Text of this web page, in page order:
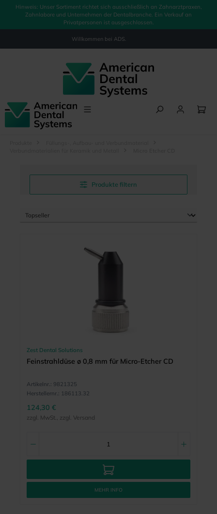
springen
Hinweis: Unser Sortiment richtet sich ausschließlich an Zahnarztpraxen,
Zahnlabore und Unternehmen der Dentalbranche. Ein Verkauf an
Privatpersonen ist ausgeschlossen.
Willkommen bei ADS.
Produkte filtern
Zest Dental Solutions
Feinstrahldüse ø 0,8 mm für Micro-Etcher CD
Artikelnr.: 9821325
Herstellernr.: 186113.32
124,30 €
zzgl. MwSt., zzgl. Versand
MEHR INFO